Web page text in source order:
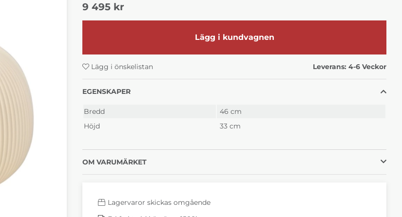
9 495 kr
Lägg i kundvagnen
Lägg i önskelistan Leverans: 4-6 Veckor
EGENSKAPER
Bredd
46 cm
Höjd
33 cm
OM VARUMÄRKET
Lagervaror skickas omgående